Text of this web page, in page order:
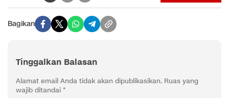
Bagikan
Tinggalkan Balasan
Alamat email Anda tidak akan dipublikasikan. Ruas yang
wajib ditandai *